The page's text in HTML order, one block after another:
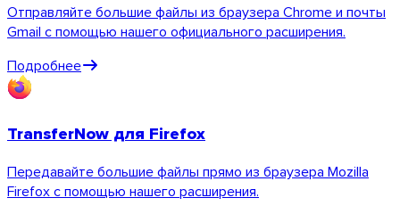
Отправляйте большие файлы из браузера Chrome и почты
Gmail с помощью нашего официального расширения.
Подробнее
TransferNow для Firefox
Передавайте большие файлы прямо из браузера Mozilla
Firefox с помощью нашего расширения.